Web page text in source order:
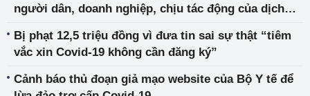
người dân, doanh nghiệp, chịu tác động của dịch
Bị phạt 12,5 triệu đồng vì đưa tin sai sự thật “tiêm
vắc xin Covid-19 không cần đăng ký”
Cảnh báo thủ đoạn giả mạo website của Bộ Y tế để